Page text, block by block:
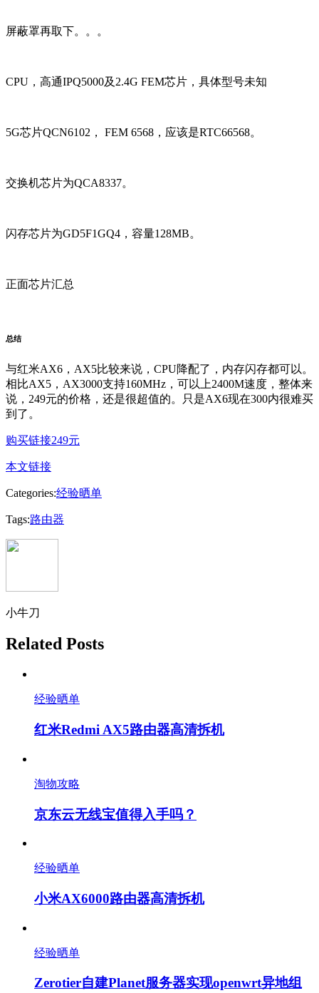
屏蔽罩再取下。。。
CPU，高通IPQ5000及2.4G FEM芯片，具体型号未知
5G芯片QCN6102， FEM 6568，应该是RTC66568。
交换机芯片为QCA8337。
闪存芯片为GD5F1GQ4，容量128MB。
正面芯片汇总
总结
与红米AX6，AX5比较来说，CPU降配了，内存闪存都可以。
相比AX5，AX3000支持160MHz，可以上2400M速度，整体来
说，249元的价格，还是很超值的。只是AX6现在300内很难买
到了。
购买链接249元
本文链接
Categories:经验晒单
Tags:路由器
小牛刀
Related Posts
经验晒单
红米Redmi AX5路由器高清拆机
淘物攻略
京东云无线宝值得入手吗？
经验晒单
小米AX6000路由器高清拆机
经验晒单
Zerotier自建Planet服务器实现openwrt异地组